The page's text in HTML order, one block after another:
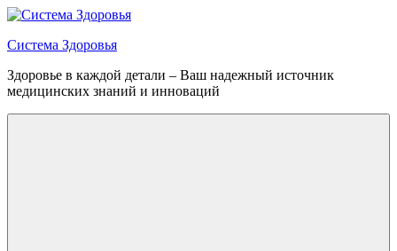
Перейти
содержимому
Система Здоровья
Здоровье в каждой детали – Ваш надежный источник
медицинских знаний и инноваций